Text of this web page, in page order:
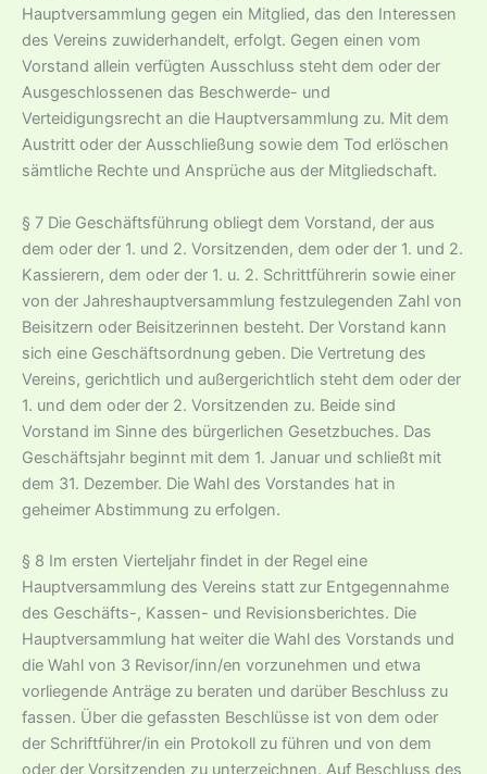
Hauptversammlung gegen ein Mitglied, das den Interessen
des Vereins zuwiderhandelt, erfolgt. Gegen einen vom
Vorstand allein verfügten Ausschluss steht dem oder der
Ausgeschlossenen das Beschwerde- und
Verteidigungsrecht an die Hauptversammlung zu. Mit dem
Austritt oder der Ausschließung sowie dem Tod erlöschen
sämtliche Rechte und Ansprüche aus der Mitgliedschaft.
§ 7 Die Geschäftsführung obliegt dem Vorstand, der aus
dem oder der 1. und 2. Vorsitzenden, dem oder der 1. und 2.
Kassierern, dem oder der 1. u. 2. Schrittführerin sowie einer
von der Jahreshauptversammlung festzulegenden Zahl von
Beisitzern oder Beisitzerinnen besteht. Der Vorstand kann
sich eine Geschäftsordnung geben. Die Vertretung des
Vereins, gerichtlich und außergerichtlich steht dem oder der
1. und dem oder der 2. Vorsitzenden zu. Beide sind
Vorstand im Sinne des bürgerlichen Gesetzbuches. Das
Geschäftsjahr beginnt mit dem 1. Januar und schließt mit
dem 31. Dezember. Die Wahl des Vorstandes hat in
geheimer Abstimmung zu erfolgen.
§ 8 Im ersten Vierteljahr findet in der Regel eine
Hauptversammlung des Vereins statt zur Entgegennahme
des Geschäfts-, Kassen- und Revisionsberichtes. Die
Hauptversammlung hat weiter die Wahl des Vorstands und
die Wahl von 3 Revisor/inn/en vorzunehmen und etwa
vorliegende Anträge zu beraten und darüber Beschluss zu
fassen. Über die gefassten Beschlüsse ist von dem oder
der Schriftführer/in ein Protokoll zu führen und von dem
oder der Vorsitzenden zu unterzeichnen. Auf Beschluss des